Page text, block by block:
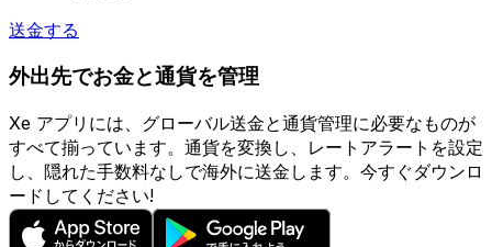
送金する
外出先でお金と通貨を管理
Xe アプリには、グローバル送金と通貨管理に必要なものが
すべて揃っています。通貨を変換し、レートアラートを設定
し、隠れた手数料なしで海外に送金します。今すぐダウンロ
ードしてください!